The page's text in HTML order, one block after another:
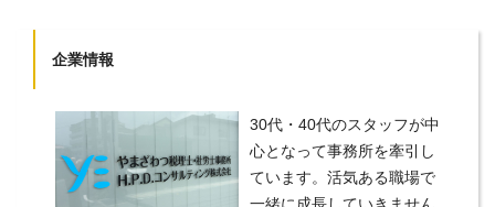
企業情報
30代・40代のスタッフが中
心となって事務所を牽引し
ています。活気ある職場で